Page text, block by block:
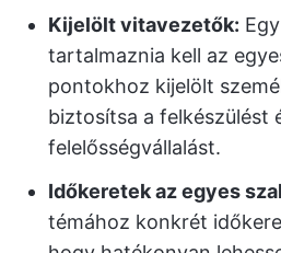
Kijelölt vitavezetők:
tartalmaznia kell az
pontokhoz kijelölt
biztosítsa a felkészülést
felelősségvállalást.
Időkeretek az egyes
témához konkrét